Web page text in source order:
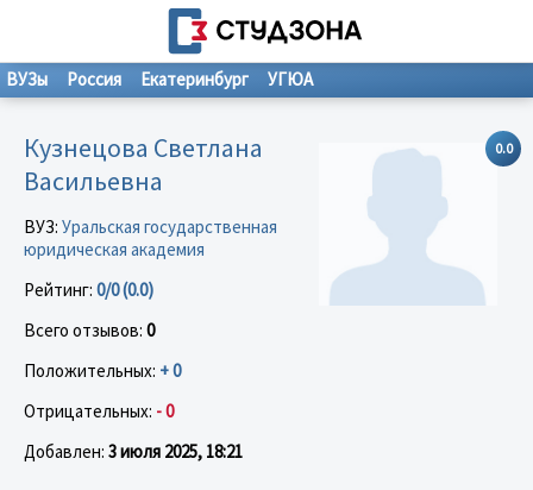
ВУЗы Россия Екатеринбург УГЮА
0.0
Кузнецова Светлана
Васильевна
ВУЗ: Уральская государственная
юридическая академия
Рейтинг: 0/0 (0.0)
Всего отзывов: 0
Положительных: + 0
Отрицательных: - 0
Добавлен: 3 июля 2025, 18:21